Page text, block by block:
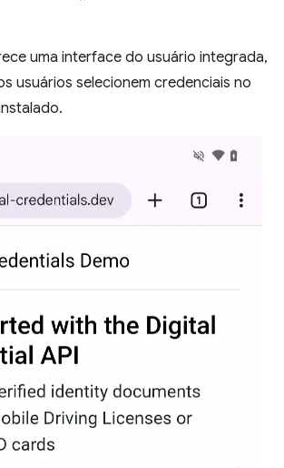
uma interface do usuário integrada,
usuários selecionem credenciais no